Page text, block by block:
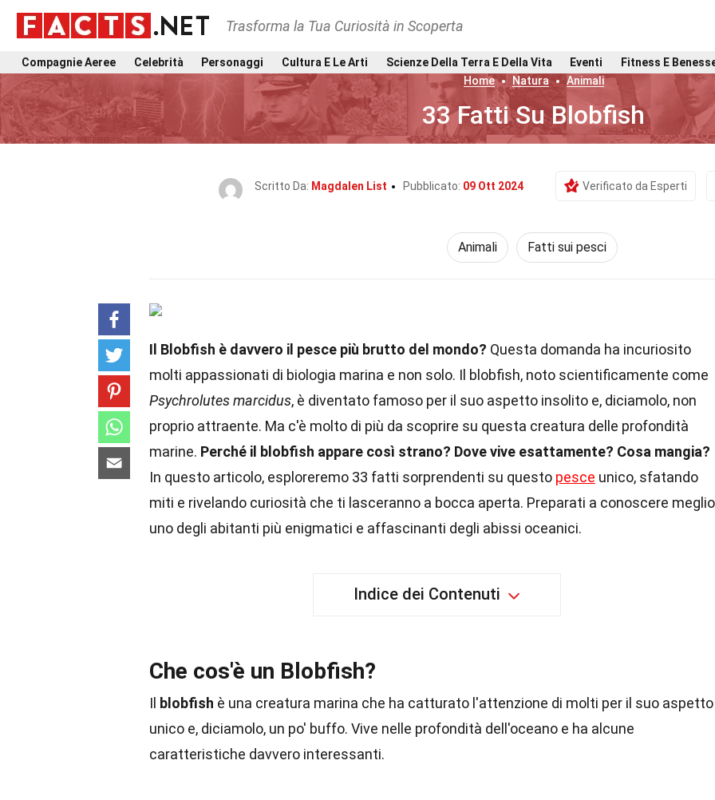
Trasforma la Tua Curiosità in Scoperta
Compagnie Aeree Celebrità Personaggi Cultura E Le Arti Scienze Della Terra E Della Vita Eventi
Fitness E
Home
Natura Animali
33 Fatti Su Blobfish
Scritto Da: Magdalen List Pubblicato: 09 Ott 2024 Verificato da Esperti
Animali Fatti sui pesci
Il Blobfish è davvero il pesce più brutto del mondo? Questa domanda ha incuriosito
molti appassionati di biologia marina e non solo. Il blobfish, noto scientificamente come
Psychrolutes marcidus, è diventato famoso per il suo aspetto insolito e, diciamolo, non
proprio attraente. Ma c'è molto di più da scoprire su questa creatura delle profondità
marine. Perché il blobfish appare così strano? Dove vive esattamente? Cosa mangia?
In questo articolo, esploreremo 33 fatti sorprendenti su questo pesce unico, sfatando
miti e rivelando curiosità che ti lasceranno a bocca aperta. Preparati a conoscere meglio
uno degli abitanti più enigmatici e affascinanti degli abissi oceanici.
Indice dei Contenuti
Che cos'è un Blobfish?
Il blobfish è una creatura marina che ha catturato l'attenzione di molti per il suo aspetto
unico e, diciamolo, un po' buffo. Vive nelle profondità dell'oceano e ha alcune
caratteristiche davvero interessanti.